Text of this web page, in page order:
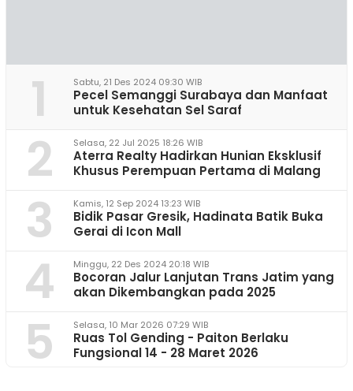
1 Sabtu, 21 Des 2024 09:30 WIB
Pecel Semanggi Surabaya dan Manfaat
untuk Kesehatan Sel Saraf
2 Selasa, 22 Jul 2025 18:26 WIB
Aterra Realty Hadirkan Hunian Eksklusif
Khusus Perempuan Pertama di Malang
3 Kamis, 12 Sep 2024 13:23 WIB
Bidik Pasar Gresik, Hadinata Batik Buka
Gerai di Icon Mall
4 Minggu, 22 Des 2024 20:18 WIB
Bocoran Jalur Lanjutan Trans Jatim yang
akan Dikembangkan pada 2025
5 Selasa, 10 Mar 2026 07:29 WIB
Ruas Tol Gending - Paiton Berlaku
Fungsional 14 - 28 Maret 2026